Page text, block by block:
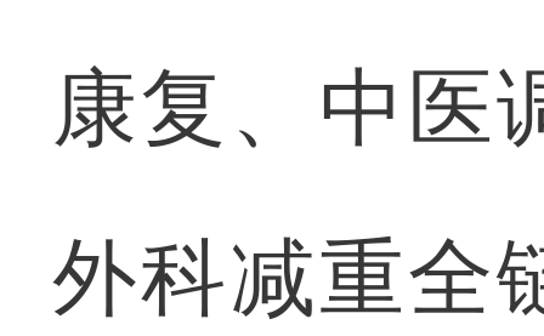
康复、中医
外科减重全